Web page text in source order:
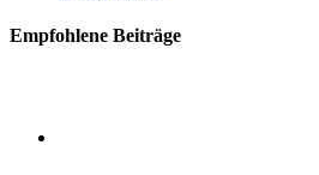
Empfohlene Beiträge